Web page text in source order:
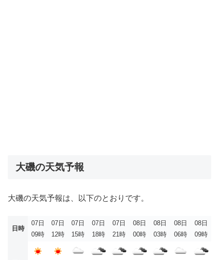
大磯の天気予報
大磯の天気予報は、以下のとおりです。
日時
07日
09時
07日
12時
07日
15時
07日
18時
07日
21時
08日
00時
08日
03時
08日
06時
08日
09時